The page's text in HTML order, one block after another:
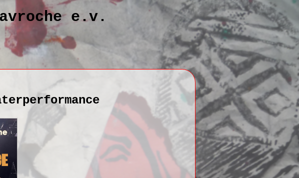
e.v.